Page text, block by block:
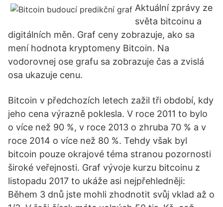
Aktuální zprávy ze
světa bitcoinu a
digitálních měn. Graf ceny zobrazuje, ako sa
mení hodnota kryptomeny Bitcoin. Na
vodorovnej ose grafu sa zobrazuje čas a zvislá
osa ukazuje cenu.
Bitcoin v předchozích letech zažil tři období, kdy
jeho cena výrazně poklesla. V roce 2011 to bylo
o více než 90 %, v roce 2013 o zhruba 70 % a v
roce 2014 o více než 80 %. Tehdy však byl
bitcoin pouze okrajové téma stranou pozornosti
široké veřejnosti. Graf vývoje kurzu bitcoinu z
listopadu 2017 to ukáže asi nejpřehledněji:
Během 3 dnů jste mohli zhodnotit svůj vklad až o